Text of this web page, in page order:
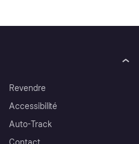
Revendre
Accessibilité
Auto-Track